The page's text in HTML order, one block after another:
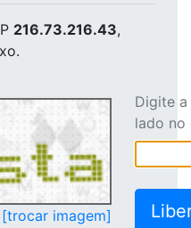
216.73.216.43,
[trocar imagem]
Digite
lado no